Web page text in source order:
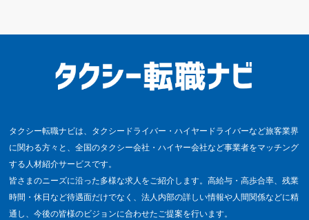
タクシー転職ナビは、タクシードライバー・ハイヤードライバーなど旅客業界
に関わる方々と、全国のタクシー会社・ハイヤー会社など事業者をマッチング
する人材紹介サービスです。
皆さまのニーズに沿った多様な求人をご紹介します。高給与・高歩合率、残業
時間・休日など待遇面だけでなく、法人内部の詳しい情報や人間関係などに精
通し、今後の皆様のビジョンに合わせたご提案を行います。